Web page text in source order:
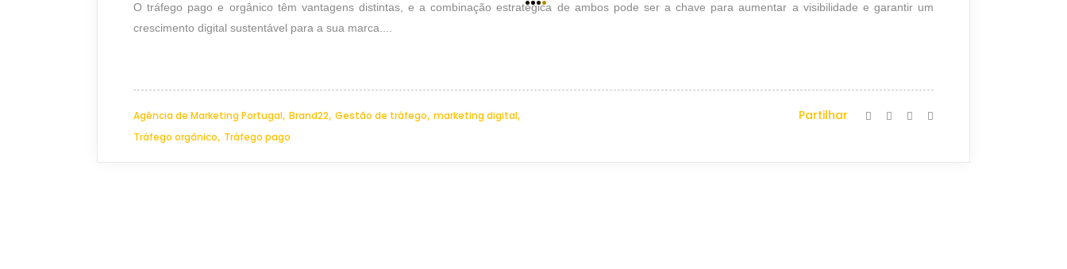
O tráfego pago e orgânico têm vantagens distintas, e a combinação estratégica de ambos pode ser a chave para aumentar a visibilidade e garantir um
crescimento digital sustentável para a sua marca....
Agência de Marketing Portugal, Brand22, Gestão de tráfego, marketing digital,
Tráfego orgânico, Tráfego pago
Partilhar